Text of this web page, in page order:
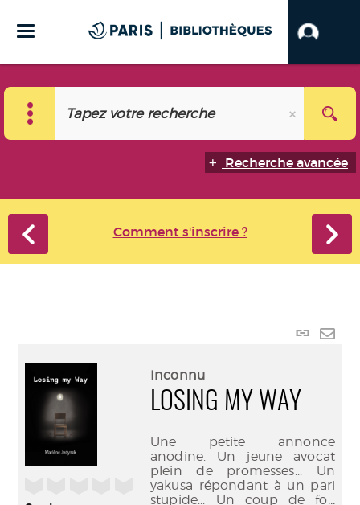
Recherche avancée
Comment s'inscrire ?
Lien
Inconnu
LOSING MY WAY
Une petite annonce
anodine. Un jeune avocat
plein de promesses... Un
yakusa répondant à un pari
stupide... Un coup de fo...